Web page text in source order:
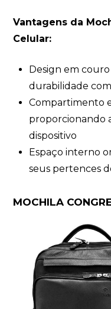
Vantagens da
Celular:
Design em
durabilidade
Compartimento
proporcionando
dispositivo
Espaço interno
seus pertences
MOCHILA